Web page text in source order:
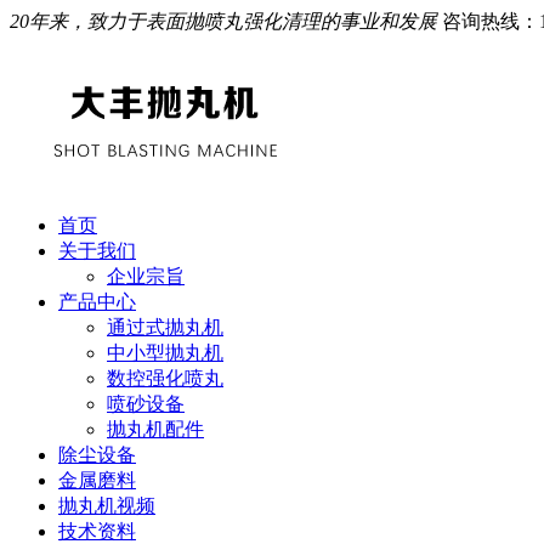
20年来，致力于表面抛喷丸强化清理的事业和发展 咨询热线：
首页
关于我们
企业宗旨
产品中心
通过式抛丸机
中小型抛丸机
数控强化喷丸
喷砂设备
抛丸机配件
除尘设备
金属磨料
抛丸机视频
技术资料